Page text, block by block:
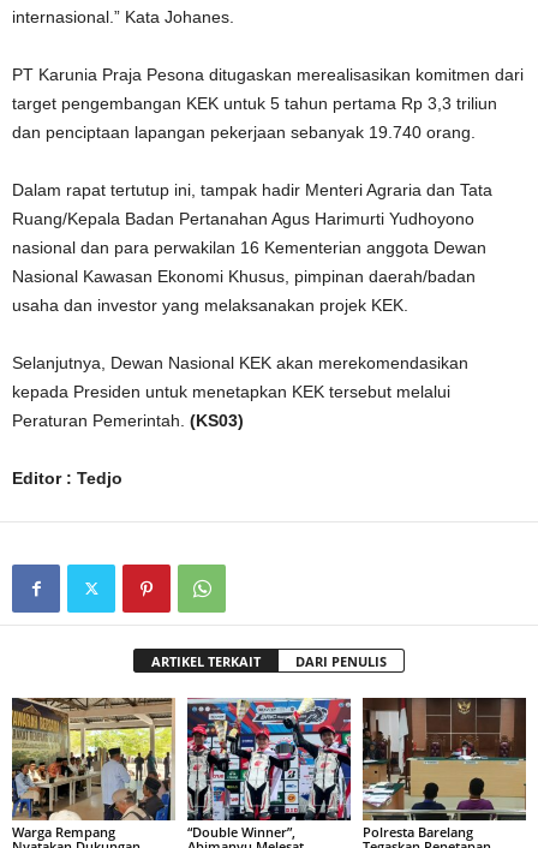
internasional.” Kata Johanes.
PT Karunia Praja Pesona ditugaskan merealisasikan komitmen dari
target pengembangan KEK untuk 5 tahun pertama Rp 3,3 triliun
dan penciptaan lapangan pekerjaan sebanyak 19.740 orang.
Dalam rapat tertutup ini, tampak hadir Menteri Agraria dan Tata
Ruang/Kepala Badan Pertanahan Agus Harimurti Yudhoyono
nasional dan para perwakilan 16 Kementerian anggota Dewan
Nasional Kawasan Ekonomi Khusus, pimpinan daerah/badan
usaha dan investor yang melaksanakan projek KEK.
Selanjutnya, Dewan Nasional KEK akan merekomendasikan
kepada Presiden untuk menetapkan KEK tersebut melalui
Peraturan Pemerintah. (KS03)
Editor : Tedjo
ARTIKEL TERKAIT DARI PENULIS
Warga Rempang
“Double Winner”,
Polresta Barelang